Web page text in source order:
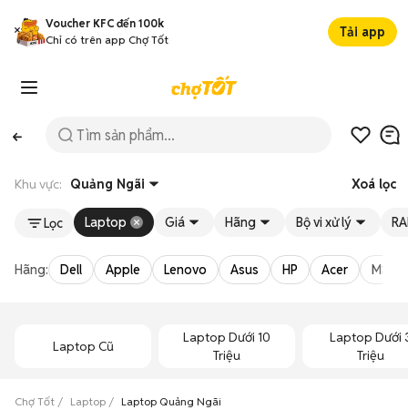
Voucher KFC đến 100k
Chỉ có trên app Chợ Tốt
Tải app
Khu vực: Quảng Ngãi Xoá lọc
Lọc Laptop Giá Hãng Bộ vi xử lý
Hãng: Dell Apple Lenovo Asus HP Acer MSI
Laptop Cũ
Laptop Dưới 10
Triệu
Laptop Dưới
Triệu
Chợ Tốt Laptop Laptop Quảng Ngãi